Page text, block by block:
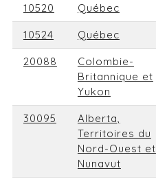
10520 Québec
10524 Québec
20088
Colombie-
Britannique et
Yukon
30095
Alberta,
Territoires du
Nord-Ouest et
Nunavut